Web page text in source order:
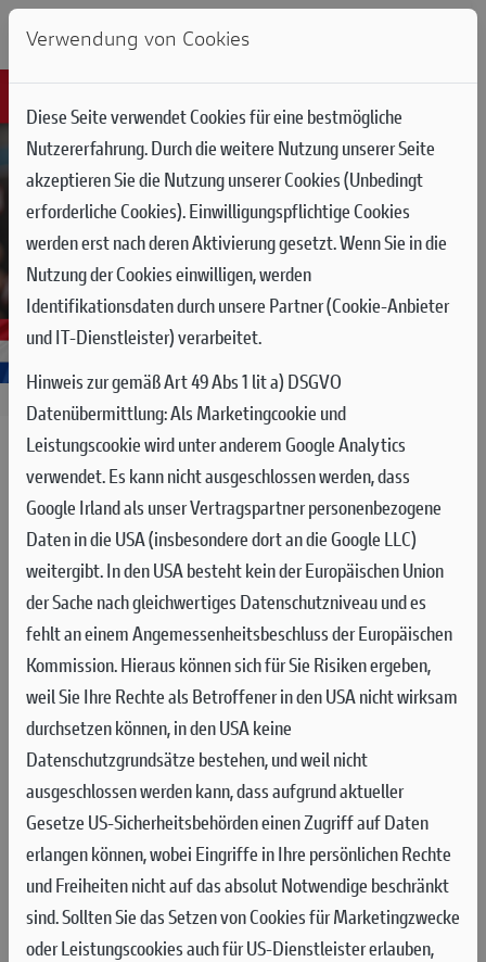
MOTOGP RUNDE 10 IN ASSEN:
MARC MÁRQUEZ SIEGT IN SPRINT
UND RENNEN, BAGNAIA AUF
PLATZ 3
Marc Márquez holt sich von der zweiten Startreihe aus den Sieg im
Sprintrennen, Bagnaia wurde Fünfter. Im Rennen am Sonntag führte
Pecco Bagnaia fünf Runden lang, am Ende wurde es Platz 3. Marc
Márquez siegte auch am Sonntag und holte damit seinen dritten Sieg in
Folge.
Assen, die Kathedrale der Geschwindigkeit, empfängt das
Ducati Lenovo Team zum ersten Doppelrennen der Saison
2025. Es war ein intensiver Freitag auf dem TT Circuit Assen.
Francesco Bagnaia beendete das Training auf dem fünften
Platz, Marc Márquez lag nur 0,045 Sekunden hinter seinem
Teamkollegen auf Platz sechs.
Verwendung von Cookies
Diese Seite verwendet Cookies für eine bestmögliche
Nutzererfahrung. Durch die weitere Nutzung unserer Seite
akzeptieren Sie die Nutzung unserer Cookies (Unbedingt
erforderliche Cookies). Einwilligungspflichtige Cookies
werden erst nach deren Aktivierung gesetzt. Wenn Sie in die
Nutzung der Cookies einwilligen, werden
Identifikationsdaten durch unsere Partner (Cookie-Anbieter
und IT-Dienstleister) verarbeitet.
Hinweis zur gemäß Art 49 Abs 1 lit a) DSGVO
Datenübermittlung:Als Marketingcookie und
Leistungscookie wird unter anderem Google Analytics
verwendet. Es kann nicht ausgeschlossen werden, dass
Google Irland als unser Vertragspartner personenbezogene
Daten in die USA (insbesondere dort an die Google LLC)
weitergibt. In den USA besteht kein der Europäischen Union
der Sache nach gleichwertiges Datenschutzniveau und es
fehlt an einem Angemessenheitsbeschluss der Europäischen
Kommission. Hieraus können sich für Sie Risiken ergeben,
weil Sie Ihre Rechte als Betroffener in den USA nicht wirksam
durchsetzen können, in den USA keine
Datenschutzgrundsätze bestehen, und weil nicht
ausgeschlossen werden kann, dass aufgrund aktueller
Gesetze US-Sicherheitsbehörden einen Zugriff auf Daten
erlangen können, wobei Eingriffe in Ihre persönlichen Rechte
und Freiheiten nicht auf das absolut Notwendige beschränkt
sind.Sollten Sie das Setzen von Cookies für Marketingzwecke
oder Leistungscookies auch für US-Dienstleister erlauben,